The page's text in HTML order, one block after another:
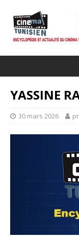
YASSINE
30 mars 2026